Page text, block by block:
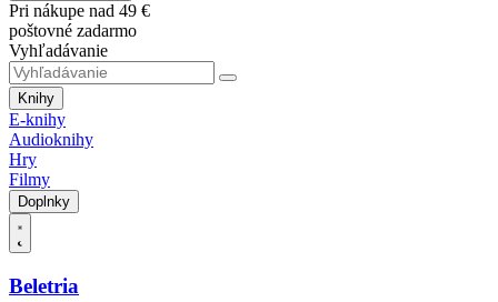
Pri nákupe nad 49 €
poštovné zadarmo
Vyhľadávanie
Knihy
E-knihy
Audioknihy
Hry
Filmy
Doplnky
Beletria